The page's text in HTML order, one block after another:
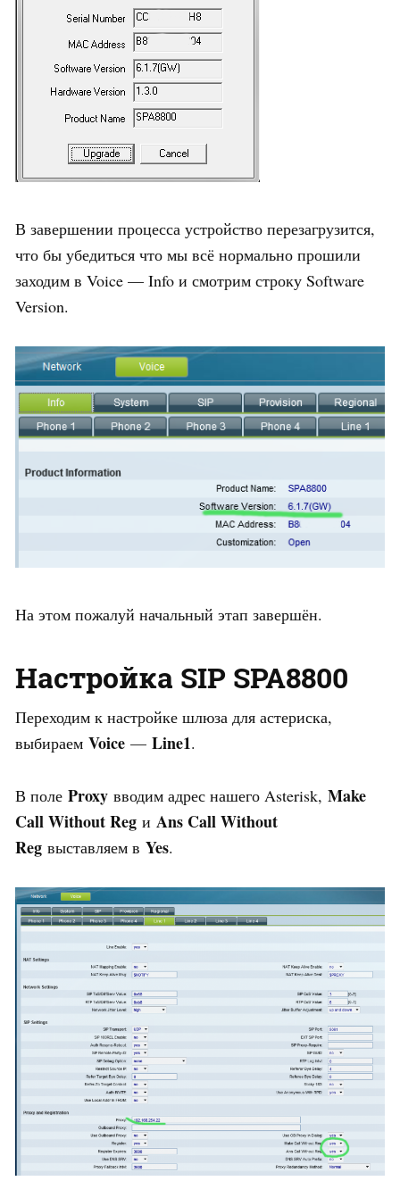
В завершении процесса устройство перезагрузится,
что бы убедиться что мы всё нормально прошили
заходим в Voice — Info и смотрим строку Software
Version.
На этом пожалуй начальный этап завершён.
Настройка SIP SPA8800
Переходим к настройке шлюза для астериска,
выбираем Voice — Line1.
В поле Proxy вводим адрес нашего Asterisk, Make
Call Without Reg и Ans Call Without
Reg выставляем в Yes.